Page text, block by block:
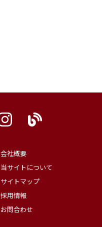
会社概要
当サイトについて
サイトマップ
採用情報
お問合わせ